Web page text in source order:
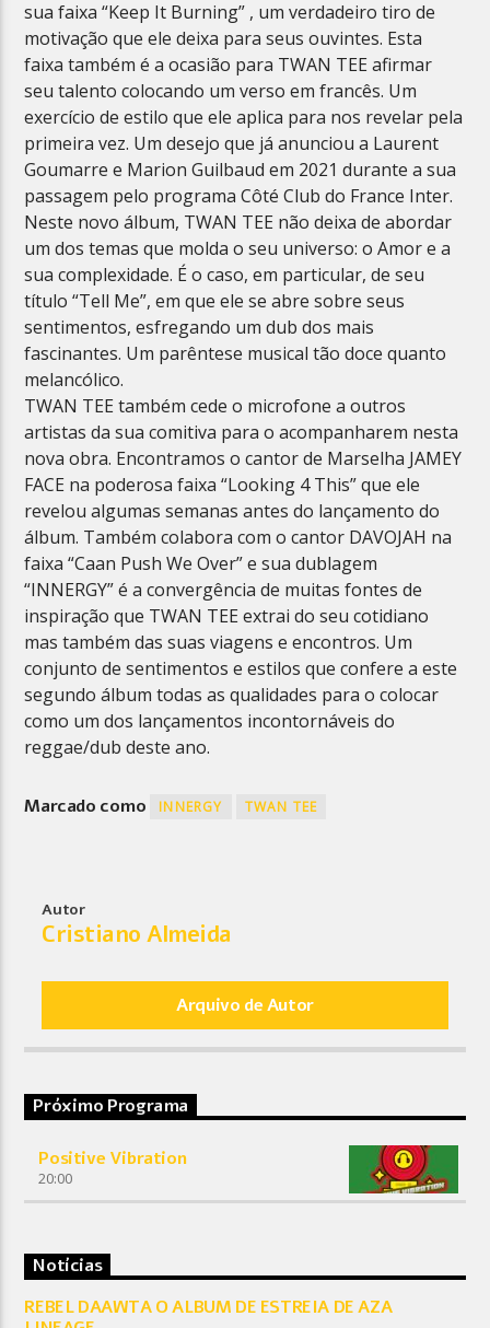
sua faixa “Keep It Burning” , um verdadeiro tiro de
motivação que ele deixa para seus ouvintes. Esta
faixa também é a ocasião para TWAN TEE afirmar
seu talento colocando um verso em francês. Um
exercício de estilo que ele aplica para nos revelar pela
primeira vez. Um desejo que já anunciou a Laurent
Goumarre e Marion Guilbaud em 2021 durante a sua
passagem pelo programa Côté Club do France Inter.
Neste novo álbum, TWAN TEE não deixa de abordar
um dos temas que molda o seu universo: o Amor e a
sua complexidade. É o caso, em particular, de seu
título “Tell Me”, em que ele se abre sobre seus
sentimentos, esfregando um dub dos mais
fascinantes. Um parêntese musical tão doce quanto
melancólico.
TWAN TEE também cede o microfone a outros
artistas da sua comitiva para o acompanharem nesta
nova obra. Encontramos o cantor de Marselha JAMEY
FACE na poderosa faixa “Looking 4 This” que ele
revelou algumas semanas antes do lançamento do
álbum. Também colabora com o cantor DAVOJAH na
faixa “Caan Push We Over” e sua dublagem
“INNERGY” é a convergência de muitas fontes de
inspiração que TWAN TEE extrai do seu cotidiano
mas também das suas viagens e encontros. Um
conjunto de sentimentos e estilos que confere a este
segundo álbum todas as qualidades para o colocar
como um dos lançamentos incontornáveis do
reggae/dub deste ano.
Marcado como INNERGY TWAN TEE
Autor
Cristiano Almeida
Arquivo de Autor
Próximo Programa
Positive Vibration
20:00
Notícias
REBEL DAAWTA O ALBUM DE ESTREIA DE AZA